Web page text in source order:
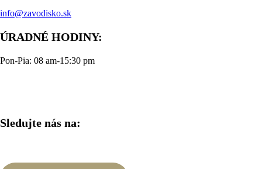
info@zavodisko.sk
ÚRADNÉ HODINY:
Pon-Pia: 08 am-15:30 pm
Sledujte nás na: